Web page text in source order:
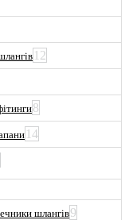
12
8
14
шлангів9